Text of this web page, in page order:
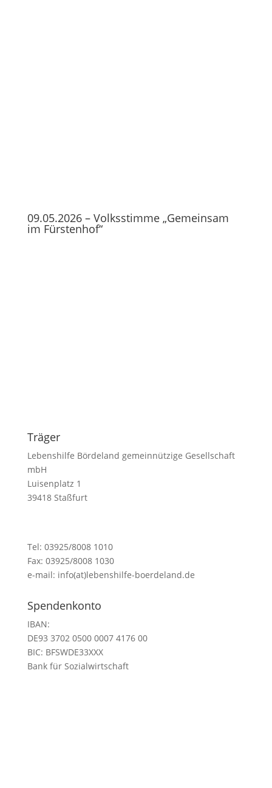
09.05.2026 – Volksstimme „Gemeinsam
im Fürstenhof“
Träger
Lebenshilfe Bördeland gemeinnützige Gesellschaft
mbH
Luisenplatz 1
39418 Staßfurt
Tel: 03925/8008 1010
Fax: 03925/8008 1030
e-mail: info(at)lebenshilfe-boerdeland.de
Spendenkonto
IBAN:
DE93 3702 0500 0007 4176 00
BIC: BFSWDE33XXX
Bank für Sozialwirtschaft